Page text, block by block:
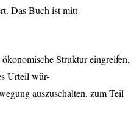
Das Buch ist mitt-
Struktur eingreifen,
Urteil wür-
auszuschalten, zum Teil